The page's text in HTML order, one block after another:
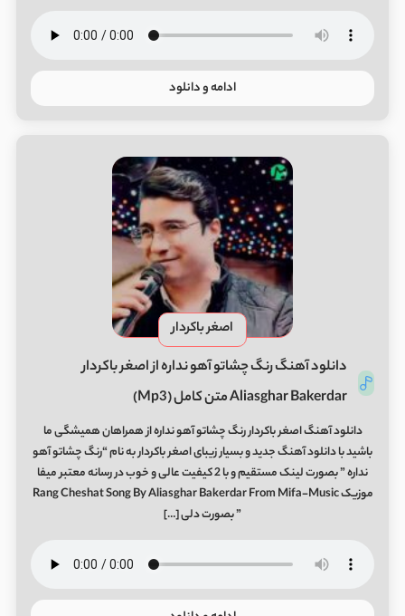
ادامه و دانلود
اصغر باکردار
دانلود آهنگ رنگ چشاتو آهو نداره از اصغر باکردار
Aliasghar Bakerdar متن کامل (Mp3)
دانلود آهنگ اصغر باکردار رنگ چشاتو آهو نداره از همراهان همیشگی ما
باشید با دانلود آهنگ جدید و بسیار زیبای اصغر باکردار به نام “رنگ چشاتو آهو
نداره ” بصورت لینک مستقیم و با 2 کیفیت عالی و خوب در رسانه معتبر میفا
موزیک Rang Cheshat Song By Aliasghar Bakerdar From Mifa-Music
” بصورت دلی […]